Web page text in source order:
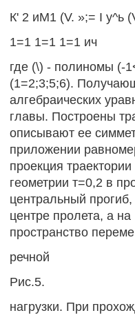
К' 2 иМ1 (V. »;= I у^ь
1=1 1=1 1=1 ич
где (\) - полиномы (-
(1=2;3;5;6).
алгебраических
главы. Построены
описывают ее
приложении
проекция
геометрии т=0,2 в
центральный
центре пролета, а
пространство
речной
Рис.5.
нагрузки. При